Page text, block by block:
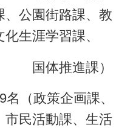
、公園街路課、教
生涯学習課、
課）
政策企画課、
市民活動課、生活